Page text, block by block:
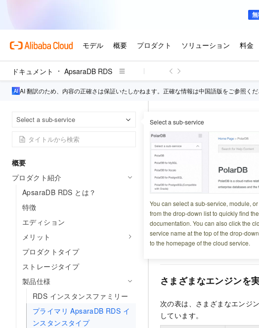
ドキュメント ApsaraDB RDS
AI 翻訳のため、内容の正確さは保証いたしかねます。正確な情報は中国語版をご参照くだ
Select a sub-service Select a sub-service
You can select a sub-service, module,
from the drop-down list to quickly find
documentation. You can also click the
service name at the top of the drop-
to the homepage of the cloud service.
概要
プロダクト紹介
ApsaraDB RDS とは？
特徴
エディション
メリット
プロダクトタイプ
ストレージタイプ
製品仕様
RDS インスタンスファミリー
プライマリ ApsaraDB RDS イ
ンスタンスタイプ
プライマリ
更新日時 2025-10-10 17:55:16
ApsaraDB RDS (RDS) は、さ
に、さまざまなプライマリイ
データベースのパフォーマン
ざまなエンジンを実行するプ
し、すべてのインスタンスタ
さまざまなエンジンを
次の表は、さまざまなエンジ
しています。